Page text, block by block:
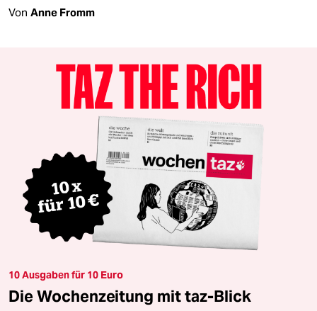
Von Anne Fromm
10 Ausgaben für 10 Euro
Die Wochenzeitung mit taz-Blick